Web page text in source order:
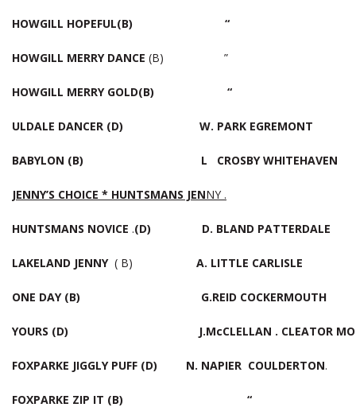
HOWGILL HOPEFUL(B) “
HOWGILL MERRY DANCE (B) ”
HOWGILL MERRY GOLD(B) “
ULDALE DANCER (D) W. PARK EGREMONT
BABYLON (B) L CROSBY WHITEHAVEN
JENNY’S CHOICE * HUNTSMANS JENNY .
HUNTSMANS NOVICE .(D) D. BLAND PATTERDALE
LAKELAND JENNY( B) A. LITTLE CARLISLE
ONE DAY (B) G.REID COCKERMOUTH
YOURS (D) J.McCLELLAN . CLEATOR
FOXPARKE JIGGLY PUFF (D) N. NAPIER COULDERTON.
FOXPARKE ZIP IT (B) “